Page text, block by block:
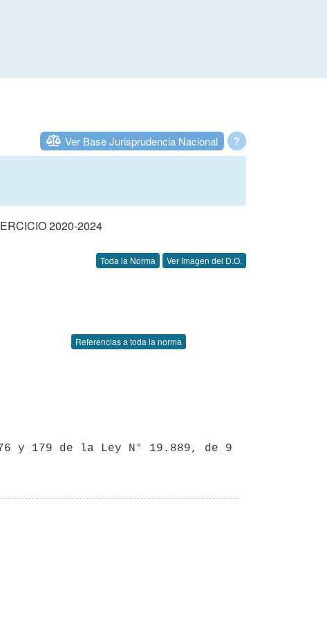
?
Ver Base Jurisprudencia Nacional
2020-2024
Toda la Norma Ver Imagen del D.O.
Referencias a toda la norma